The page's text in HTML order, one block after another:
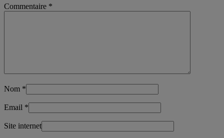
Commentaire *
Nom *
Email *
Site internet